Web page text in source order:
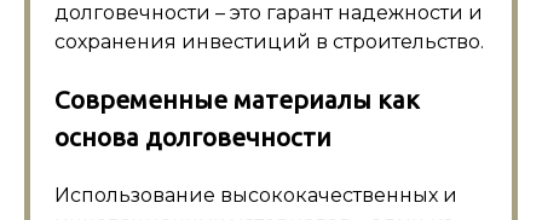
долговечности – это гарант надежности и
сохранения инвестиций в строительство.
Современные материалы как
основа долговечности
Использование высококачественных и